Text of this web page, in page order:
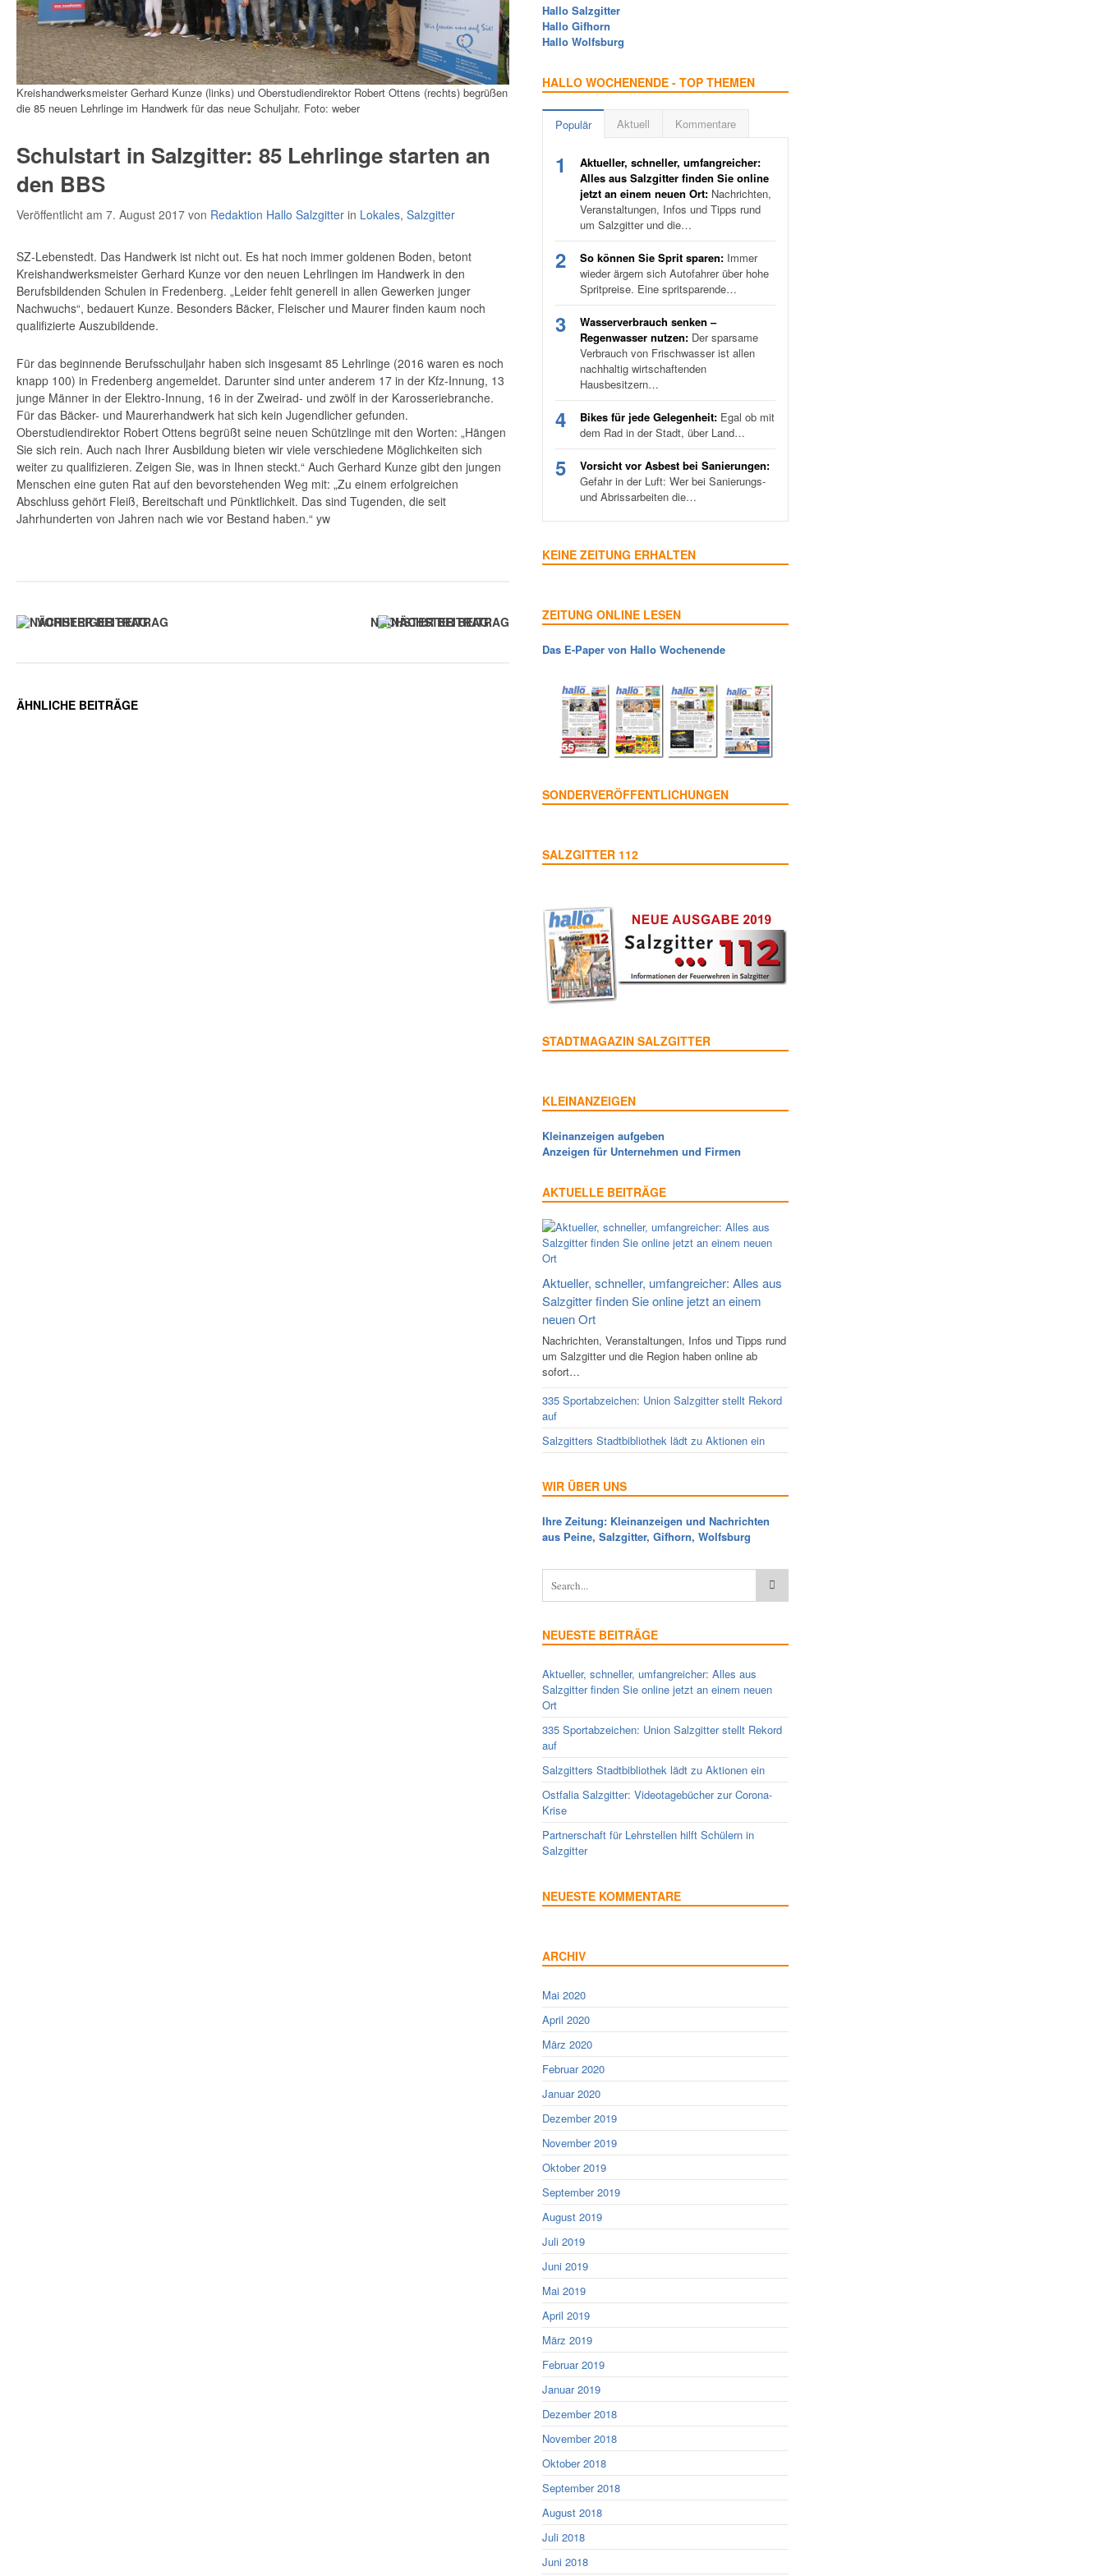
Kreishandwerksmeister Gerhard Kunze (links) und Oberstudiendirektor Robert Ottens (rechts) begrüßen
die 85 neuen Lehrlinge im Handwerk für das neue Schuljahr. Foto: weber
Schulstart in Salzgitter: 85 Lehrlinge starten an
den BBS
Veröffentlicht am 7. August 2017 von Redaktion Hallo Salzgitter in Lokales, Salzgitter
SZ-Lebenstedt. Das Handwerk ist nicht out. Es hat noch immer goldenen Boden, betont
Kreishandwerksmeister Gerhard Kunze vor den neuen Lehrlingen im Handwerk in den
Berufsbildenden Schulen in Fredenberg. „Leider fehlt generell in allen Gewerken junger
Nachwuchs“, bedauert Kunze. Besonders Bäcker, Fleischer und Maurer finden kaum noch
qualifizierte Auszubildende.
Für das beginnende Berufsschuljahr haben sich insgesamt 85 Lehrlinge (2016 waren es noch
knapp 100) in Fredenberg angemeldet. Darunter sind unter anderem 17 in der Kfz-Innung, 13
junge Männer in der Elektro-Innung, 16 in der Zweirad- und zwölf in der Karosseriebranche.
Für das Bäcker- und Maurerhandwerk hat sich kein Jugendlicher gefunden.
Oberstudiendirektor Robert Ottens begrüßt seine neuen Schützlinge mit den Worten: „Hängen
Sie sich rein. Auch nach Ihrer Ausbildung bieten wir viele verschiedene Möglichkeiten sich
weiter zu qualifizieren. Zeigen Sie, was in Ihnen steckt.“ Auch Gerhard Kunze gibt den jungen
Menschen eine guten Rat auf den bevorstehenden Weg mit: „Zu einem erfolgreichen
Abschluss gehört Fleiß, Bereitschaft und Pünktlichkeit. Das sind Tugenden, die seit
Jahrhunderten von Jahren nach wie vor Bestand haben.“ yw
VORHERIGER BEITRAG NÄCHSTER BEITRAG
ÄHNLICHE BEITRÄGE
Hallo Salzgitter
Hallo Gifhorn
Hallo Wolfsburg
HALLO WOCHENENDE - TOP THEMEN
Populär Aktuell Kommentare
1
Aktueller, schneller, umfangreicher:
Alles aus Salzgitter finden Sie online
jetzt an einem neuen Ort: Nachrichten,
Veranstaltungen, Infos und Tipps rund
um Salzgitter und die…
2 So können Sie Sprit sparen: Immer
wieder ärgern sich Autofahrer über hohe
Spritpreise. Eine spritsparende…
3
Wasserverbrauch senken –
Regenwasser nutzen: Der sparsame
Verbrauch von Frischwasser ist allen
nachhaltig wirtschaftenden
Hausbesitzern…
4 Bikes für jede Gelegenheit: Egal ob mit
dem Rad in der Stadt, über Land…
5
Vorsicht vor Asbest bei Sanierungen:
Gefahr in der Luft: Wer bei Sanierungs-
und Abrissarbeiten die…
KEINE ZEITUNG ERHALTEN
ZEITUNG ONLINE LESEN
Das E-Paper von Hallo Wochenende
SONDERVERÖFFENTLICHUNGEN
SALZGITTER 112
STADTMAGAZIN SALZGITTER
KLEINANZEIGEN
Kleinanzeigen aufgeben
Anzeigen für Unternehmen und Firmen
AKTUELLE BEITRÄGE
Aktueller, schneller, umfangreicher: Alles aus
Salzgitter finden Sie online jetzt an einem
neuen Ort
Nachrichten, Veranstaltungen, Infos und Tipps rund
um Salzgitter und die Region haben online ab
sofort…
335 Sportabzeichen: Union Salzgitter stellt Rekord
auf
Salzgitters Stadtbibliothek lädt zu Aktionen ein
WIR ÜBER UNS
Ihre Zeitung: Kleinanzeigen und Nachrichten
aus Peine, Salzgitter, Gifhorn, Wolfsburg
NEUESTE BEITRÄGE
Aktueller, schneller, umfangreicher: Alles aus
Salzgitter finden Sie online jetzt an einem neuen
Ort
335 Sportabzeichen: Union Salzgitter stellt Rekord
auf
Salzgitters Stadtbibliothek lädt zu Aktionen ein
Ostfalia Salzgitter: Videotagebücher zur Corona-
Krise
Partnerschaft für Lehrstellen hilft Schülern in
Salzgitter
NEUESTE KOMMENTARE
ARCHIV
Mai 2020
April 2020
März 2020
Februar 2020
Januar 2020
Dezember 2019
November 2019
Oktober 2019
September 2019
August 2019
Juli 2019
Juni 2019
Mai 2019
April 2019
März 2019
Februar 2019
Januar 2019
Dezember 2018
November 2018
Oktober 2018
September 2018
August 2018
Juli 2018
Juni 2018